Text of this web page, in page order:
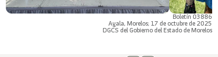
Boletín 03886
Ayala, Morelos; 17 de octubre de 2025
DGCS del Gobierno del Estado de Morelos